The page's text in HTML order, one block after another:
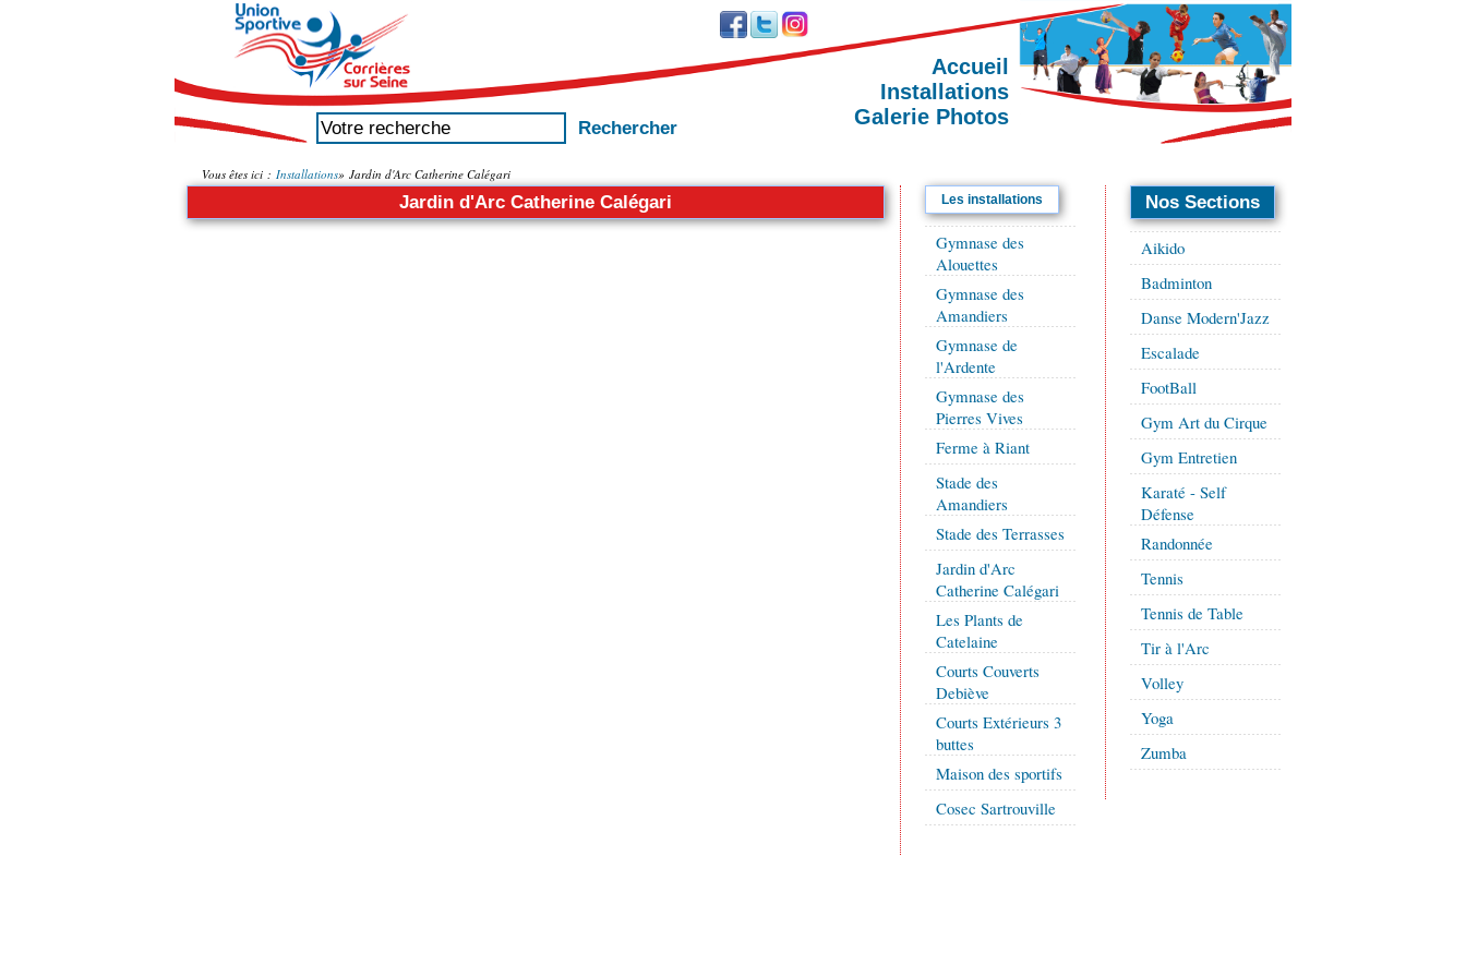
Accueil
Installations
Galerie Photos
Vous êtes ici : Installations» Jardin d'Arc Catherine Calégari
Jardin d'Arc Catherine Calégari Les installations
Gymnase des
Alouettes
Gymnase des
Amandiers
Gymnase de
l'Ardente
Gymnase des
Pierres Vives
Ferme à Riant
Stade des
Amandiers
Stade des Terrasses
Jardin d'Arc
Catherine Calégari
Les Plants de
Catelaine
Courts Couverts
Debiève
Courts Extérieurs 3
buttes
Maison des sportifs
Cosec Sartrouville
Nos Sections
Aikido
Badminton
Danse Modern'Jazz
Escalade
FootBall
Gym Art du Cirque
Gym Entretien
Karaté - Self
Défense
Randonnée
Tennis
Tennis de Table
Tir à l'Arc
Volley
Yoga
Zumba